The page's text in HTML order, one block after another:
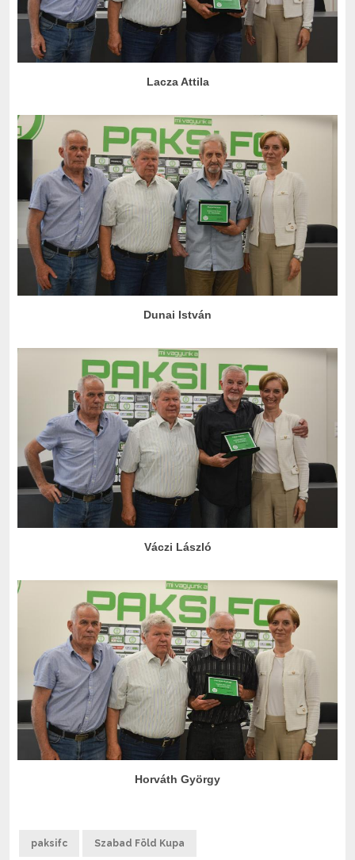
Lacza Attila
Dunai István
Váczi László
Horváth György
paksifc Szabad Föld Kupa